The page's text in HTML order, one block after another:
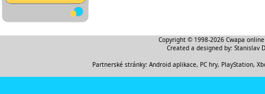
Copyright © 1998-2026 Cwapa
Created a designed by: Stanislav
Partnerské stránky: Android aplikace, PC hry, PlayStation,